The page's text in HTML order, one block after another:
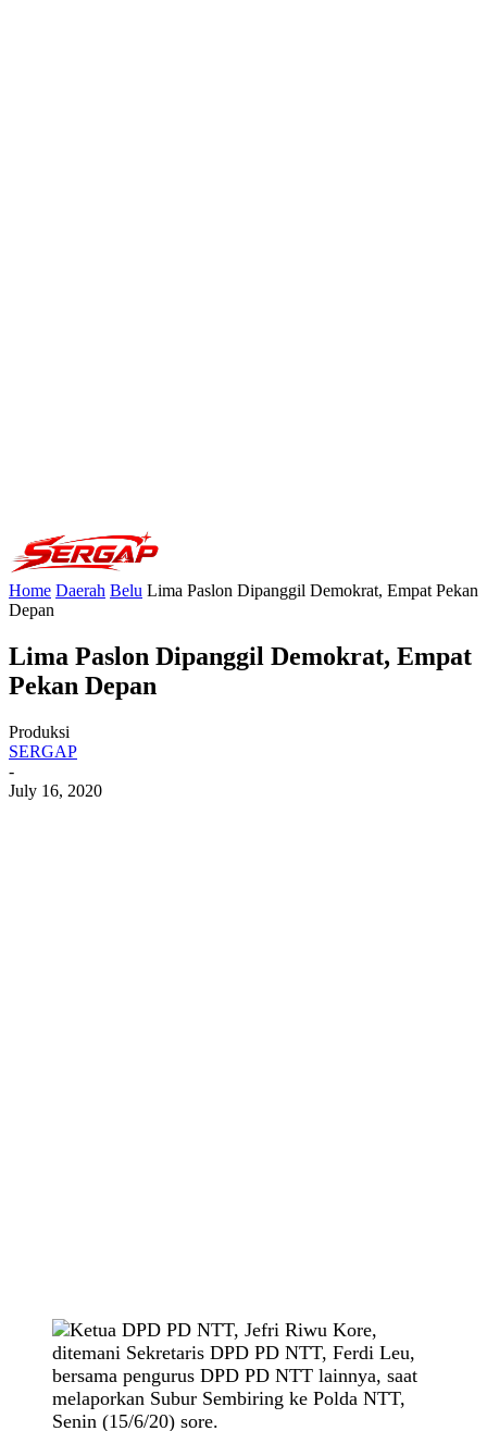
Home Daerah Belu Lima Paslon Dipanggil Demokrat, Empat Pekan
Depan
Lima Paslon Dipanggil Demokrat, Empat
Pekan Depan
Produksi
SERGAP
-
July 16, 2020